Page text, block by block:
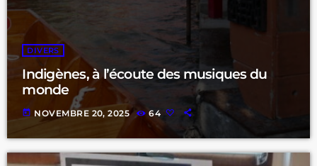
DIVERS
Indigènes, à l’écoute des musiques du
monde
today NOVEMBRE 20, 2025 64